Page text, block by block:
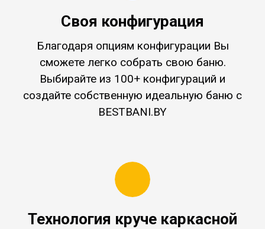
Своя конфигурация
Благодаря опциям конфигурации Вы
сможете легко собрать свою баню.
Выбирайте из 100+ конфигураций и
создайте собственную идеальную баню с
BESTBANI.BY
Технология круче каркасной